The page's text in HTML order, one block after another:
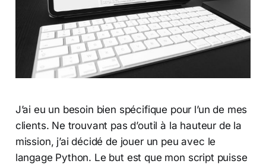
J’ai eu un besoin bien spécifique pour l’un de mes
clients. Ne trouvant pas d’outil à la hauteur de la
mission, j’ai décidé de jouer un peu avec le
langage Python. Le but est que mon script puisse